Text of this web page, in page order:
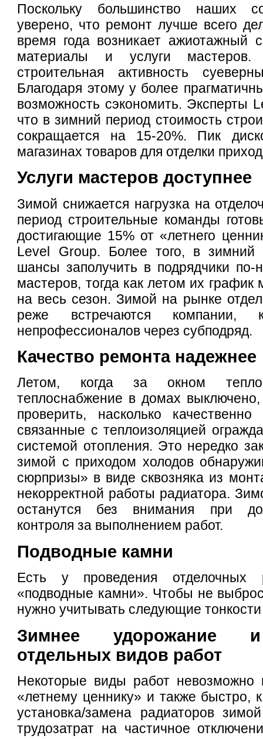
Поскольку большинство наших
уверено, что ремонт лучше всего
время года возникает ажиотажный
материалы и услуги
строительная активность
Благодаря этому у более
возможность сэкономить. Эксперты
что в зимний период стоимость
сокращается на 15-20%. Пик
магазинах товаров для отделки
Услуги мастеров доступнее
Зимой снижается нагрузка на
период строительные команды
достигающие 15% от «летнего
Level Group. Более того, в зимний
шансы заполучить в подрядчики
мастеров, тогда как летом их
на весь сезон. Зимой на рынке
реже встречаются компании,
непрофессионалов через субподряд.
Качество ремонта надежнее
Летом, когда за окном
теплоснабжение в домах
проверить, насколько
связанные с теплоизоляцией
системой отопления. Это нередко
зимой с приходом холодов
сюрпризы» в виде сквозняка из
некорректной работы радиатора.
останутся без внимания при
контроля за выполнением работ.
Подводные камни
Есть у проведения отделочных
«подводные камни». Чтобы не
нужно учитывать следующие
Зимнее удорожание
отдельных видов работ
Некоторые виды работ невозможно
«летнему ценнику» и также быстро,
установка/замена радиаторов
трудозатрат на частичное